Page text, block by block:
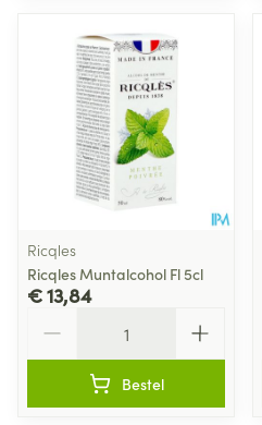
Ricqles
Ricqles Muntalcohol Fl 5cl
€ 13,84
Bestel